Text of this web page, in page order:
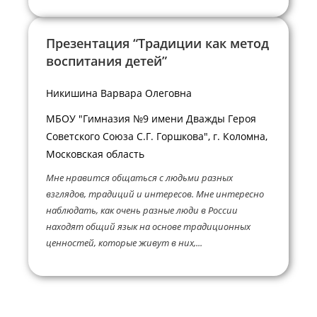
Презентация “Традиции как метод
воспитания детей”
Никишина Варвара Олеговна
МБОУ "Гимназия №9 имени Дважды Героя
Советского Союза С.Г. Горшкова", г. Коломна,
Московская область
Мне нравится общаться с людьми разных
взглядов, традиций и интересов. Мне интересно
наблюдать, как очень разные люди в России
находят общий язык на основе традиционных
ценностей, которые живут в них,...